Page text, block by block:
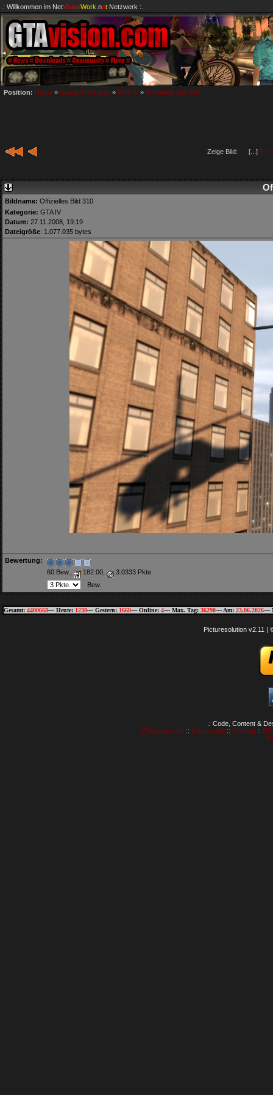
.: Willkommen im NetVisionWork .netNetzwerk :.
Position: Home » Grand Theft Auto » GTA IV » Offizielles Bild 310
Zeige Bild: 1 [...] 5 6
Bildname: Offizielles Bild 310
Kategorie: GTA IV
Datum: 27.11.2008, 19:19
Dateigröße: 1.077.035 bytes
Bewertung:
60 Bew.,
182.00, 3.0333 Pkte.
Gesamt: 4400668~~ Heute: 1238~~ Gestern: 1668~~ Online: 4~~ Max. Tag: 36290~~ Am: 23.06.2026~~
Picturesolution v2.11 |
.: Code, Content &
GTAvision.com:: Impressum:: Contact::